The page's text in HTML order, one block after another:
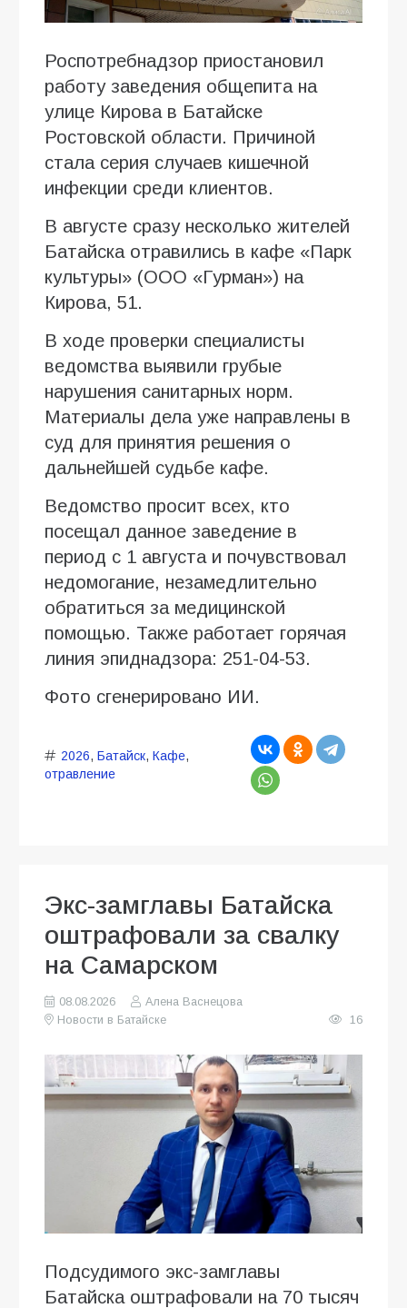
Роспотребнадзор приостановил
работу заведения общепита на
улице Кирова в Батайске
Ростовской области. Причиной
стала серия случаев кишечной
инфекции среди клиентов.
В августе сразу несколько жителей
Батайска отравились в кафе «Парк
культуры» (ООО «Гурман») на
Кирова, 51.
В ходе проверки специалисты
ведомства выявили грубые
нарушения санитарных норм.
Материалы дела уже направлены в
суд для принятия решения о
дальнейшей судьбе кафе.
Ведомство просит всех, кто
посещал данное заведение в
период с 1 августа и почувствовал
недомогание, незамедлительно
обратиться за медицинской
помощью. Также работает горячая
линия эпиднадзора: 251-04-53.
Фото сгенерировано ИИ.
2026, Батайск, Кафе,
отравление
Экс-замглавы Батайска
оштрафовали за свалку
на Самарском
08.08.2026
Алена Васнецова
Новости в Батайске
16
Подсудимого экс-замглавы
Батайска оштрафовали на 70 тысяч